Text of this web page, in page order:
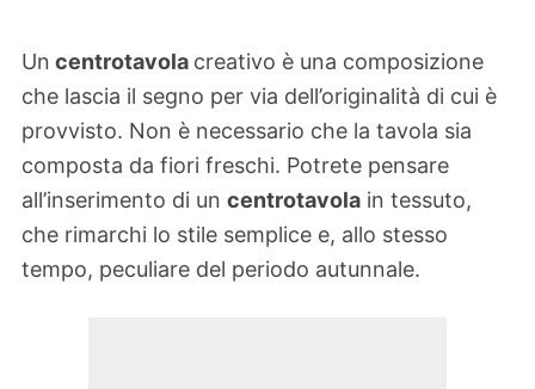
Un centrotavola creativo è una composizione
che lascia il segno per via dell’originalità di cui è
provvisto. Non è necessario che la tavola sia
composta da fiori freschi. Potrete pensare
all’inserimento di un centrotavola in tessuto,
che rimarchi lo stile semplice e, allo stesso
tempo, peculiare del periodo autunnale.